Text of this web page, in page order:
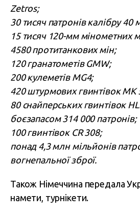
Zetros;
30 тисяч патронів калібру 40
15 тисяч 120-мм мінометних
4580 протитанкових мін;
120 гранатометів GMW;
200 кулеметів MG4;
420 штурмових гвинтівок MK
80 снайперських гвинтівок
боєзапасом 314 000 патронів;
100 гвинтівок CR 308;
понад 4,3 млн мільйонів
вогнепальної зброї.
Також Німеччина передала
намети, турнікети.